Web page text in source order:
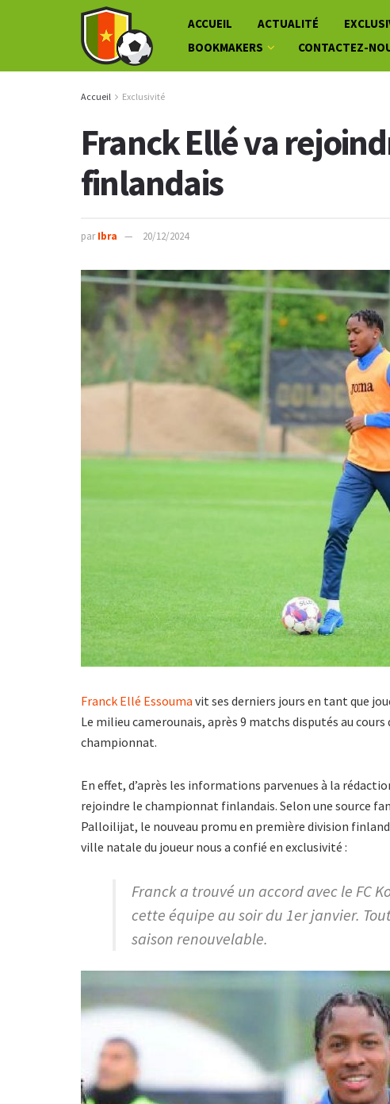
ACCUEIL ACTUALITÉ
BOOKMAKERS
CONTACTEZ-
Accueil Exclusivité
Franck Ellé va
finlandais
par Ibra 20/12/2024
Franck Ellé Essouma vit ses derniers jours en tant que
Le milieu camerounais, après 9 matchs disputés au
championnat.
En effet, d’après les informations parvenues à la
rejoindre le championnat finlandais. Selon une source
Palloilijat, le nouveau promu en première division
ville natale du joueur nous a confié en exclusivité :
Franck a trouvé un accord avec le FC
cette équipe au soir du 1er janvier.
saison renouvelable.